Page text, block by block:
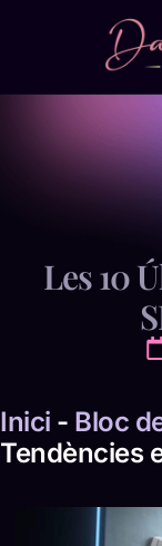
Les 10
Inici - Bloc
Tendències
Daima
● En línia